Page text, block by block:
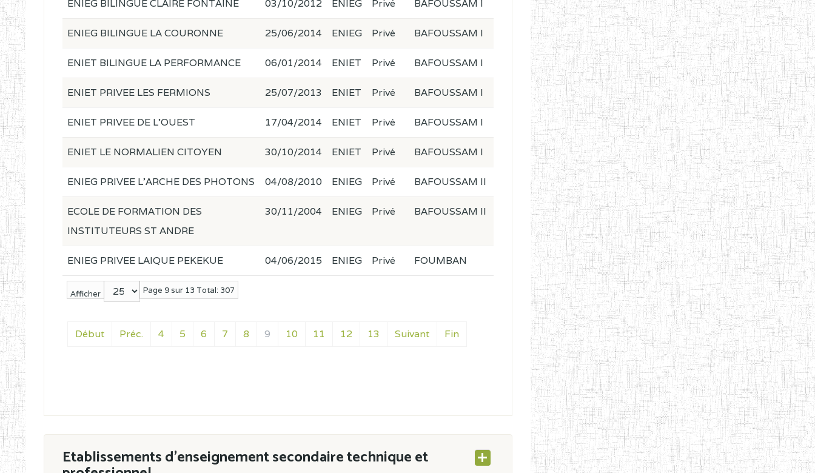
Afficher Page 9 sur 13 Total: 307
Début Préc. 4 5 6 7 8 9 10 11 12 13 Suivant Fin
ENIEG BILINGUE CLAIRE FONTAINE 03/10/2012 ENIEG Privé BAFOUSSAM I
ENIEG BILINGUE LA COURONNE 25/06/2014 ENIEG Privé BAFOUSSAM I
ENIET BILINGUE LA PERFORMANCE 06/01/2014 ENIET Privé BAFOUSSAM I
ENIET PRIVEE LES FERMIONS 25/07/2013 ENIET Privé BAFOUSSAM I
ENIET PRIVEE DE L'OUEST 17/04/2014 ENIET Privé BAFOUSSAM I
ENIET LE NORMALIEN CITOYEN 30/10/2014 ENIET Privé BAFOUSSAM I
ENIEG PRIVEE L'ARCHE DES PHOTONS 04/08/2010 ENIEG Privé BAFOUSSAM II
ECOLE DE FORMATION DES
INSTITUTEURS ST ANDRE
30/11/2004 ENIEG Privé BAFOUSSAM II
ENIEG PRIVEE LAIQUE PEKEKUE 04/06/2015 ENIEG Privé FOUMBAN
Etablissements d'enseignement secondaire technique et